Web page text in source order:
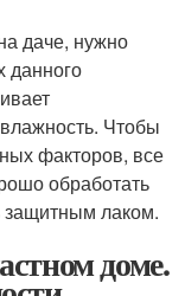
даче, нужно
данного
Чтобы
факторов, все
обработать
защитным лаком.
доме.